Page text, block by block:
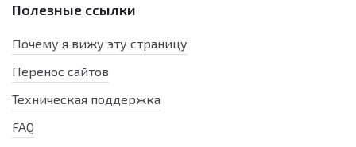
Полезные ссылки
Почему я вижу эту страницу
Перенос сайтов
Техническая поддержка
FAQ